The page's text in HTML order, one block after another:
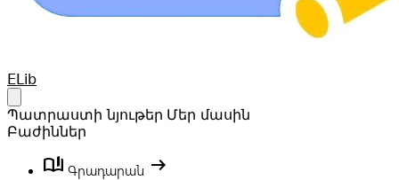
Your Company
ELib
Պատրաստի նյութեր Մեր մասին
Բաժիններ
book_ribbon Գրադարան arrow_right_alt